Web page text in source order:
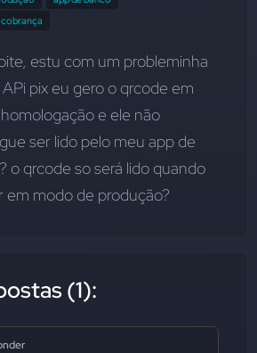
estu com um probleminha
pix eu gero o qrcode em
e ele não
ser lido pelo meu app de
o qrcode so será lido quando
em modo de produção?
(1):